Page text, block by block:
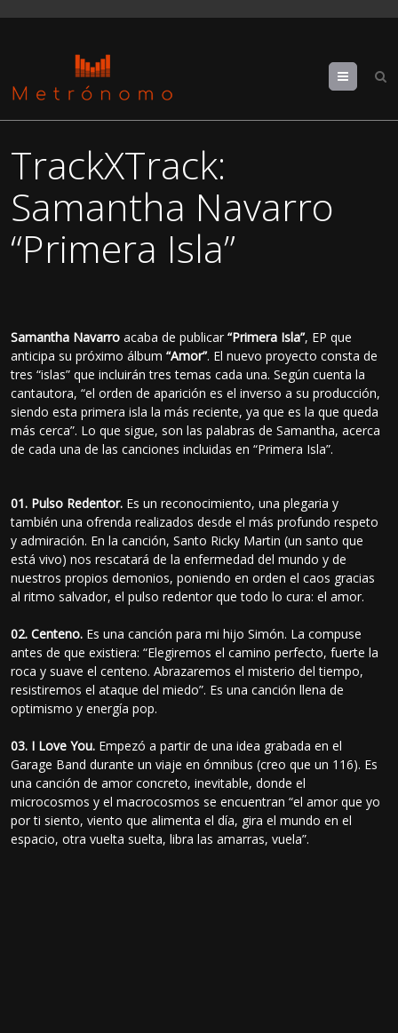
Menu
TrackXTrack:
Samantha Navarro
“Primera Isla”
Samantha Navarro acaba de publicar“Primera Isla”, EP que
anticipa su próximo álbum“Amor”. El nuevo proyecto consta de
tres “islas” que incluirán tres temas cada una. Según cuenta la
cantautora, “el orden de aparición es el inverso a su producción,
siendo esta primera isla la más reciente, ya que es la que queda
más cerca”. Lo que sigue, son las palabras de Samantha, acerca
de cada una de las canciones incluidas en “Primera Isla”.
01. Pulso Redentor. Es un reconocimiento, una plegaria y
también una ofrenda realizados desde el más profundo respeto
y admiración. En la canción, Santo Ricky Martin (un santo que
está vivo) nos rescatará de la enfermedad del mundo y de
nuestros propios demonios, poniendo en orden el caos gracias
al ritmo salvador, el pulso redentor que todo lo cura: el amor.
02. Centeno. Es una canción para mi hijo Simón. La compuse
antes de que existiera: “Elegiremos el camino perfecto, fuerte la
roca y suave el centeno. Abrazaremos el misterio del tiempo,
resistiremos el ataque del miedo”. Es una canción llena de
optimismo y energía pop.
03. I Love You. Empezó a partir de una idea grabada en el
Garage Band durante un viaje en ómnibus (creo que un 116). Es
una canción de amor concreto, inevitable, donde el
microcosmos y el macrocosmos se encuentran “el amor que yo
por ti siento, viento que alimenta el día, gira el mundo en el
espacio, otra vuelta suelta, libra las amarras, vuela”.